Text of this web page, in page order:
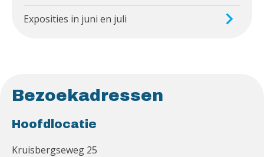
Exposities in juni en juli
Bezoekadressen
Hoofdlocatie
Kruisbergseweg 25